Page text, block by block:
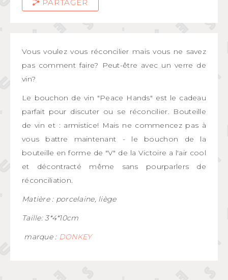
PARTAGER
Vous voulez vous réconcilier mais vous ne savez
pas comment faire? Peut-être avec un verre de
vin?
Le bouchon de vin "Peace Hands" est le cadeau
parfait pour discuter ou se réconcilier. Bouteille
de vin et : armistice! Mais ne commencez pas à
vous battre maintenant - le bouchon de la
bouteille en forme de "V" de la Victoire a l'air cool
et décontracté même sans pourparlers de
réconciliation.
Matière : porcelaine, liège
Taille: 3*4*10cm
marque : DONKEY